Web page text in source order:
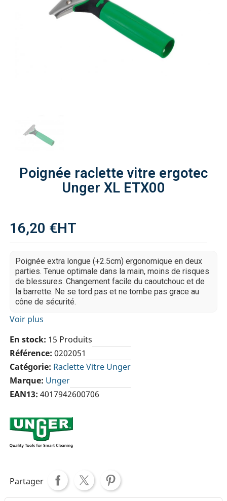
Poignée raclette vitre ergotec
Unger XL ETX00
16,20 €HT
Poignée extra longue (+2.5cm) ergonomique en deux
parties. Tenue optimale dans la main, moins de risques
de blessures. Changement facile du caoutchouc et de
la barrette. Ne se tord pas et ne tombe pas grace au
cône de sécurité.
Voir plus
En stock 15 Produits
Référence 0202051
Catégorie Raclette Vitre Unger
Marque Unger
EAN13 4017942600706
Partager